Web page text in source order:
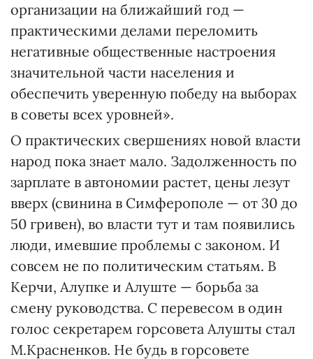
организации на ближайший год —
практическими делами переломить
негативные общественные настроения
значительной части населения и
обеспечить уверенную победу на выборах
в советы всех уровней».
О практических свершениях новой власти
народ пока знает мало. Задолженность по
зарплате в автономии растет, цены лезут
вверх (свинина в Симферополе — от 30 до
50 гривен), во власти тут и там появились
люди, имевшие проблемы с законом. И
совсем не по политическим статьям. В
Керчи, Алупке и Алуште — борьба за
смену руководства. С перевесом в один
голос секретарем горсовета Алушты стал
М.Красненков. Не будь в горсовете